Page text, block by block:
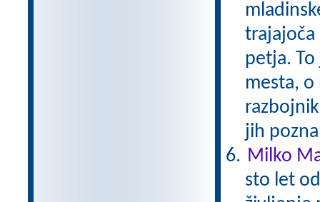
trajajoča
petja.
mesta,
jih
Milko
sto let